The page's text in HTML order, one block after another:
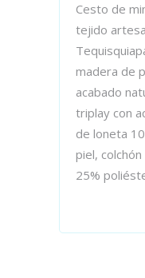
Cesto de
tejido
madera de
acabado
triplay con
de loneta
piel,
25%